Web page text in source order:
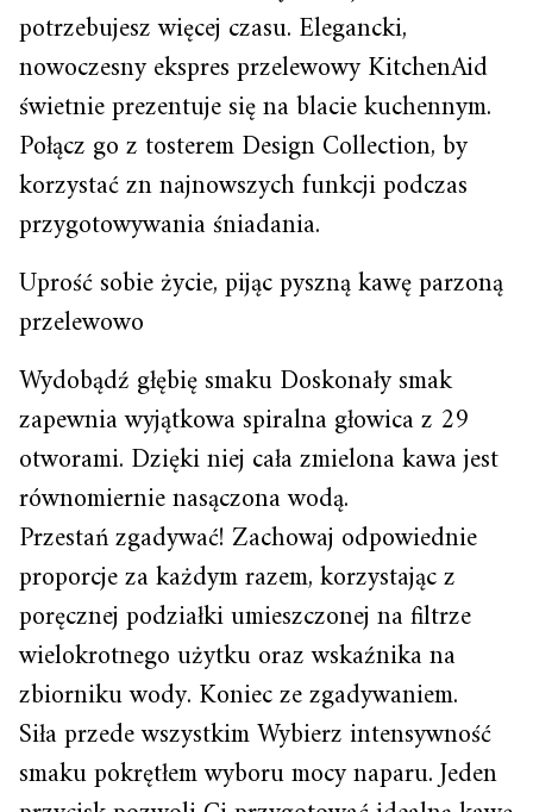
potrzebujesz więcej czasu. Elegancki,
nowoczesny ekspres przelewowy KitchenAid
świetnie prezentuje się na blacie kuchennym.
Połącz go z tosterem Design Collection, by
korzystać zn najnowszych funkcji podczas
przygotowywania śniadania.
Uprość sobie życie, pijąc pyszną kawę parzoną
przelewowo
Wydobądź głębię smaku Doskonały smak
zapewnia wyjątkowa spiralna głowica z 29
otworami. Dzięki niej cała zmielona kawa jest
równomiernie nasączona wodą.
Przestań zgadywać! Zachowaj odpowiednie
proporcje za każdym razem, korzystając z
poręcznej podziałki umieszczonej na filtrze
wielokrotnego użytku oraz wskaźnika na
zbiorniku wody. Koniec ze zgadywaniem.
Siła przede wszystkim Wybierz intensywność
smaku pokrętłem wyboru mocy naparu. Jeden